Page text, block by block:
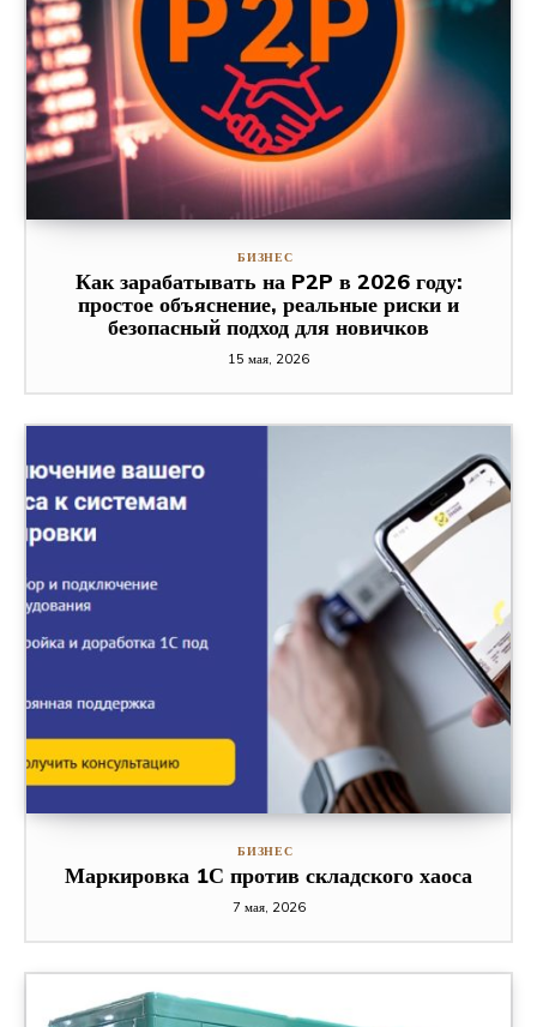
БИЗНЕС
Как зарабатывать на P2P в 2026 году:
простое объяснение, реальные риски и
безопасный подход для новичков
15 мая, 2026
БИЗНЕС
Маркировка 1С против складского хаоса
7 мая, 2026